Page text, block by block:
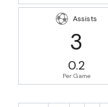
Assists
3
0.2
Per Game